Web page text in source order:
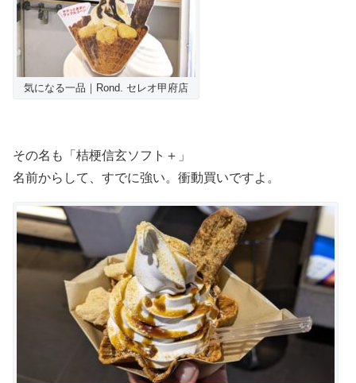
気になる一品｜Rond. セレオ甲府店
その名も「桔梗信玄ソフト＋」
名前からして、すでに強い。衝動買いですよ。